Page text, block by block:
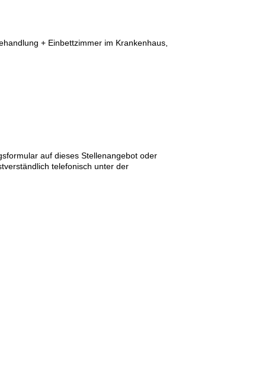
+ Einbettzimmer im Krankenhaus,
auf dieses Stellenangebot oder
telefonisch unter der